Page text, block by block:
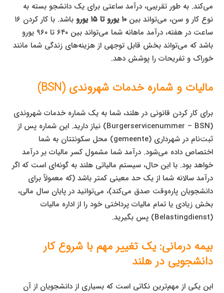
می‌کند. به طور تقریبی، درآمد ساعتی برای یک دانشجو بسته به
نوع کار و سن، می‌تواند بین۱۰ یورو تا ۱۵ یورو
باشد. با کار کردن ۱۶
ساعت در هفته، درآمد ماهانه شما می‌تواند بین ۶۴۰ تا ۹۶۰ یورو
باشد که می‌تواند بخش قابل توجهی از هزینه‌های زندگی شما مانند
خوراک و تفریحات را پوشش دهد.
مالیات و شماره خدمات شهروندی (BSN)
برای کار کردن قانونی در هلند، شما به یک شماره خدمات شهروندی
(Burgerservicenummer – BSN) نیاز دارید. این شماره پس از
ثبت‌نام در شهرداری (gemeente) محل سکونتتان به شما
اختصاص داده می‌شود. درآمد شما مشمول کسر مالیات بر درآمد
خواهد بود. با این حال، سیستم مالیاتی هلند به گونه‌ای است که اگر
درآمد سالانه شما از یک حد معینی کمتر باشد (که معمولاً برای
دانشجویان پاره‌وقت صدق می‌کند)، می‌توانید در پایان سال مالی،
بخش زیادی یا تمام مالیات پرداختی خود را از اداره مالیات
(Belastingdienst) پس بگیرید.
بیمه درمانی: یک تغییر مهم با شروع کار
دانشجویی در هلند
این یکی از مهم‌ترین نکاتی است که بسیاری از دانشجویان از آن